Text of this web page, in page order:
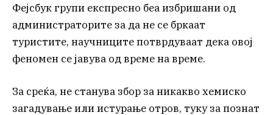
Фејсбук групи експресно беа избришани од
администраторите за да не се бркаат
туристите, научниците потврдуваат дека овој
феномен се јавува од време на време.
За среќа, не станува збор за никакво хемиско
загадување или истурање отров, туку за познат